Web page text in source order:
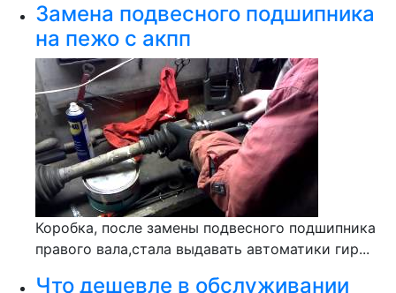
Замена подвесного подшипника
на пежо с акпп
Коробка, после замены подвесного подшипника
правого вала,стала выдавать автоматики гир...
Что дешевле в обслуживании